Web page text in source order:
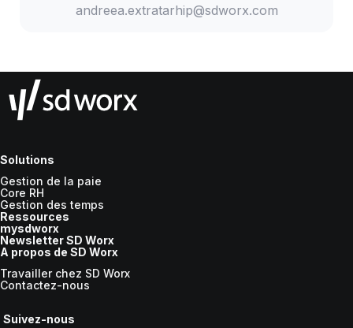
andreea.extratarhip@sdworx.com
Solutions
Gestion de la paie
Core RH
Gestion des temps
Ressources
mysdworx
Newsletter SD Worx
A propos de SD Worx
Travailler chez SD Worx
Contactez-nous
Suivez-nous